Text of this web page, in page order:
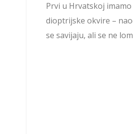
Prvi u Hrvatskoj imamo
dioptrijske okvire –
se savijaju, ali se ne